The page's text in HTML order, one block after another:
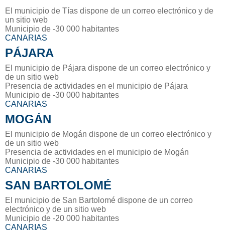
El municipio de Tías dispone de un correo electrónico y de
un sitio web
Municipio de -30 000 habitantes
CANARIAS
PÁJARA
El municipio de Pájara dispone de un correo electrónico y
de un sitio web
Presencia de actividades en el municipio de Pájara
Municipio de -30 000 habitantes
CANARIAS
MOGÁN
El municipio de Mogán dispone de un correo electrónico y
de un sitio web
Presencia de actividades en el municipio de Mogán
Municipio de -30 000 habitantes
CANARIAS
SAN BARTOLOMÉ
El municipio de San Bartolomé dispone de un correo
electrónico y de un sitio web
Municipio de -20 000 habitantes
CANARIAS